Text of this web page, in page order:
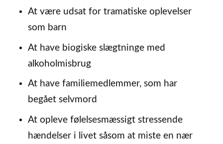
At være udsat for tramatiske oplevelser
som barn
At have biogiske slægtninge med
alkoholmisbrug
At have familiemedlemmer, som har
begået selvmord
At opleve følelsesmæssigt stressende
hændelser i livet såsom at miste en nær